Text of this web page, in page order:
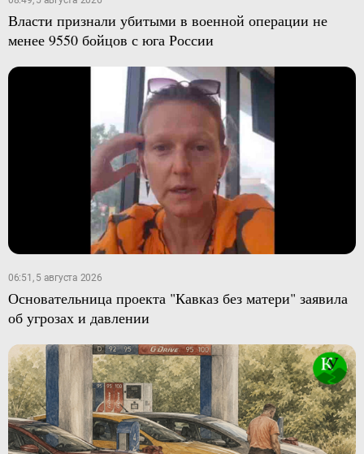
Власти признали убитыми в военной операции не
менее 9550 бойцов с юга России
06:51, 5 августа 2026
Основательница проекта "Кавказ без матери" заявила
об угрозах и давлении